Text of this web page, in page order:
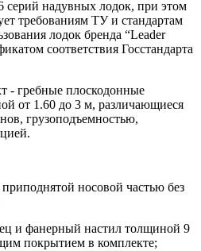
серий надувных лодок, при этом
требованиям ТУ и стандартам
лодок бренда “Leader
соответствия Госстандарта
- гребные плоскодонные
от 1.60 до 3 м, различающиеся
грузоподъемностью,
носовой частью без
и фанерный настил толщиной 9
покрытием в комплекте;